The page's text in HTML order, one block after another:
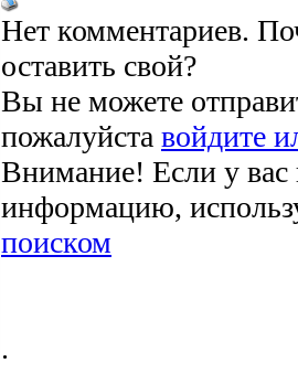
Нет комментариев.
оставить свой?
Вы не можете
пожалуйста войдите
Внимание! Если у
информацию,
поиском
.